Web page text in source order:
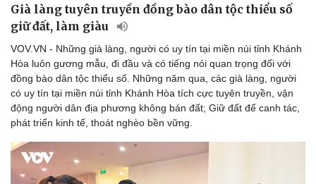
Già làng tuyên truyền đồng bào dân tộc thiểu số
giữ đất, làm giàu
VOV.VN - Những già làng, người có uy tín tại miền núi tỉnh Khánh
Hòa luôn gương mẫu, đi đầu và có tiếng nói quan trọng đối với
đồng bào dân tộc thiểu số. Những năm qua, các già làng, người
có uy tín tại miền núi tỉnh Khánh Hòa tích cực tuyên truyền, vận
động người dân địa phương không bán đất; Giữ đất để canh tác,
phát triển kinh tế, thoát nghèo bền vững.